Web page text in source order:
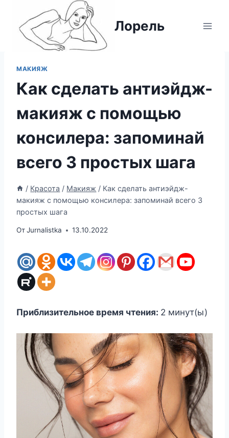
содержимому
Лорель
МАКИЯЖ
Как сделать антиэйдж-
макияж с помощью
консилера: запоминай
всего 3 простых шага
/ Красота / Макияж / Как сделать антиэйдж-
макияж с помощью консилера: запоминай всего 3
простых шага
ОтJurnalistka 13.10.2022
Приблизительное время чтения: 2 минут(ы)